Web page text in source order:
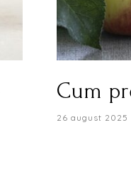
Cum
26 august 2025